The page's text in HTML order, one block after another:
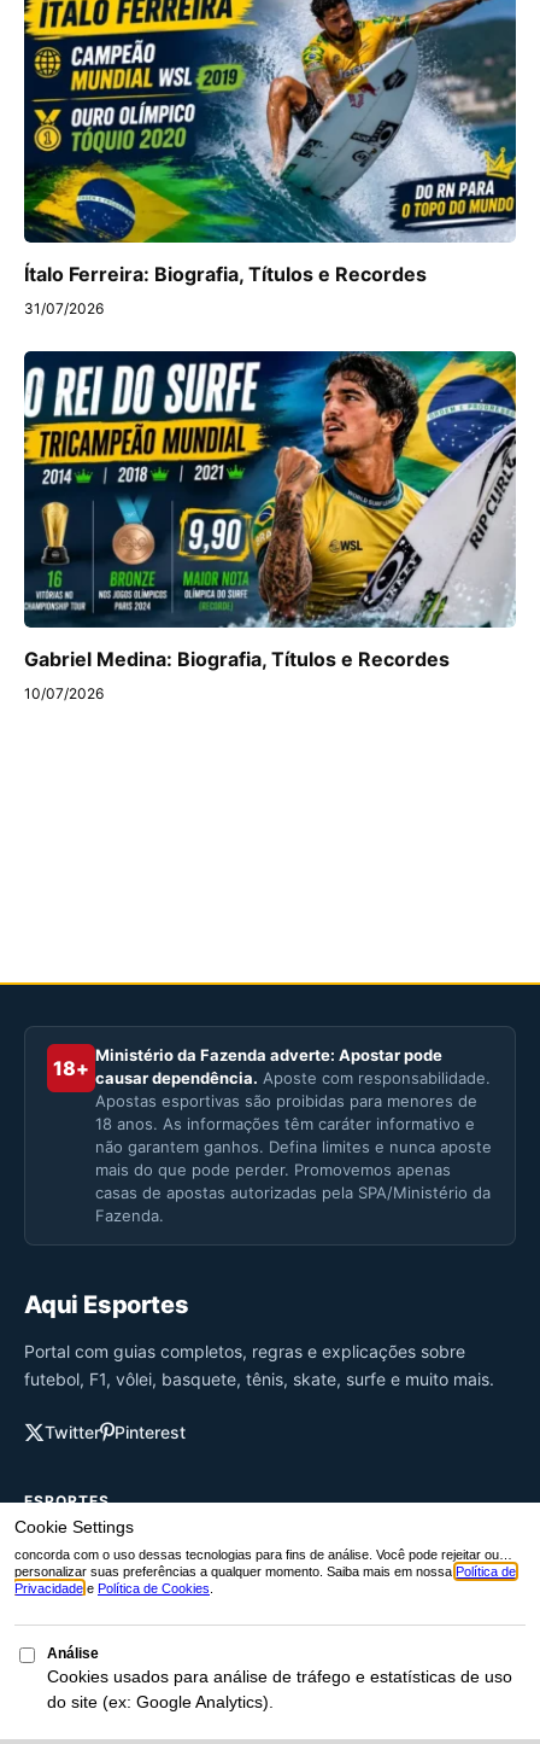
Ítalo Ferreira: Biografia, Títulos e Recordes
31/07/2026
Gabriel Medina: Biografia, Títulos e Recordes
10/07/2026
18+
Ministério da Fazenda adverte: Apostar pode
causar dependência. Aposte com responsabilidade.
Apostas esportivas são proibidas para menores de
18 anos. As informações têm caráter informativo e
não garantem ganhos. Defina limites e nunca aposte
mais do que pode perder. Promovemos apenas
casas de apostas autorizadas pela SPA/Ministério da
Fazenda.
Aqui Esportes
Portal com guias completos, regras e explicações sobre
futebol, F1, vôlei, basquete, tênis, skate, surfe e muito mais.
Twitter Pinterest
ESPORTES
Futebol
Fórmula 1
Basquete
Tênis
Ciclismo